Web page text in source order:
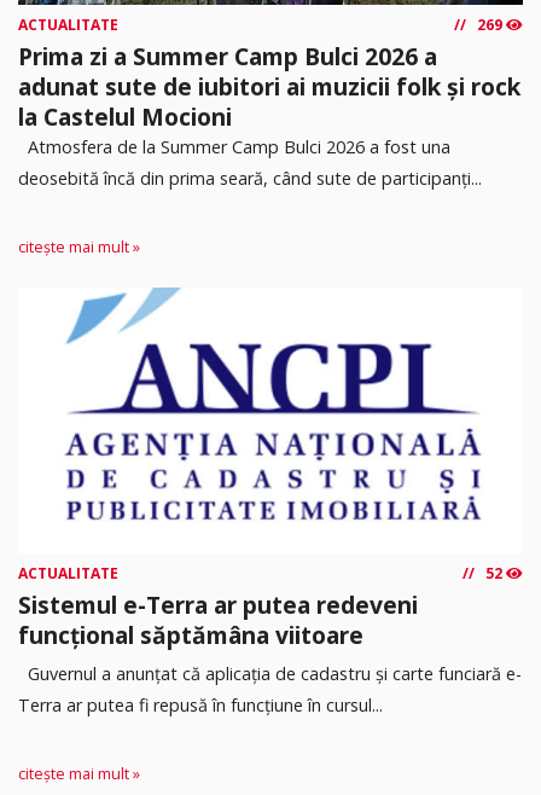
ACTUALITATE 269
Prima zi a Summer Camp Bulci 2026 a
adunat sute de iubitori ai muzicii folk și rock
la Castelul Mocioni
Atmosfera de la Summer Camp Bulci 2026 a fost una
deosebită încă din prima seară, când sute de participanți...
citește mai mult »
ACTUALITATE 52
Sistemul e-Terra ar putea redeveni
funcțional săptămâna viitoare
Guvernul a anunțat că aplicația de cadastru și carte funciară e-
Terra ar putea fi repusă în funcțiune în cursul...
citește mai mult »